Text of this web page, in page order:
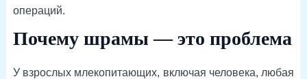
операций.
Почему шрамы — это проблема
У взрослых млекопитающих, включая человека, любая